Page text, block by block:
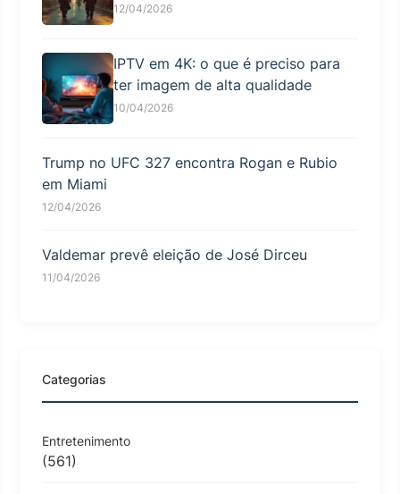
12/04/2026
IPTV em 4K: o que é preciso para
ter imagem de alta qualidade
10/04/2026
Trump no UFC 327 encontra Rogan e Rubio
em Miami
12/04/2026
Valdemar prevê eleição de José Dirceu
11/04/2026
Categorias
Entretenimento
(561)